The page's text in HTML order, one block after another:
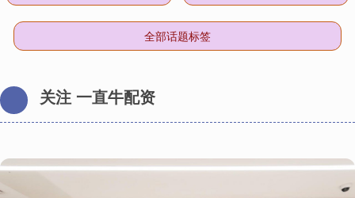
全部话题标签
关注 一直牛配资